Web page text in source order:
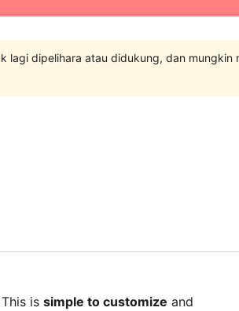
lagi dipelihara atau didukung, dan
is simple to customize and